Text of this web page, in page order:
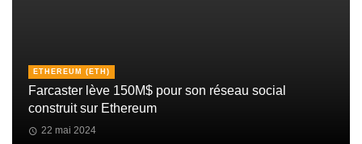
ETHEREUM (ETH)
Farcaster lève 150M$ pour son réseau social
construit sur Ethereum
22 mai 2024